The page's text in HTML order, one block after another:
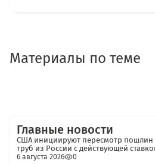
Материалы по теме
Главные новости
США инициируют пересмотр
труб из России с действующей
6 августа 2026 0